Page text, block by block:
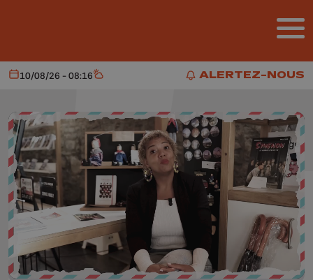
ALERTEZ-NOUS
ALERTEZ-NOUS
Aujourd'hui
10/08/26 - 08:16 Météo